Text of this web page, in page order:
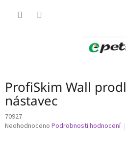
ProfiSkim Wall
nástavec
70927
Průměrné
Neohodnoceno Podrobnosti hodnocení